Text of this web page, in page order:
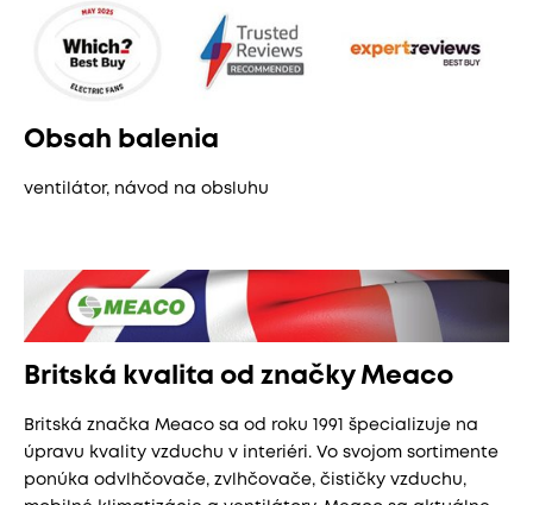
Obsah balenia
ventilátor, návod na obsluhu
Britská kvalita od značky Meaco
Britská značka Meaco sa od roku 1991 špecializuje na
úpravu kvality vzduchu v interiéri. Vo svojom sortimente
ponúka odvlhčovače, zvlhčovače, čističky vzduchu,